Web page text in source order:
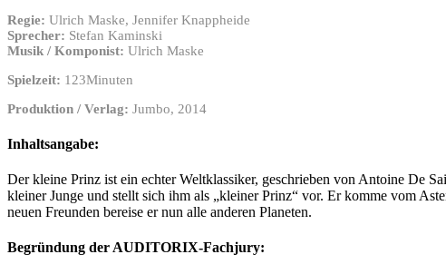
Regie: Ulrich Maske, Jennifer Knappheide
Sprecher: Stefan Kaminski
Musik / Komponist: Ulrich Maske
Spielzeit: 123Minuten
Produktion / Verlag: Jumbo, 2014
Inhaltsangabe:
Der kleine Prinz ist ein echter Weltklassiker, geschrieben von Antoine De
kleiner Junge und stellt sich ihm als „kleiner Prinz“ vor. Er komme vom
neuen Freunden bereise er nun alle anderen Planeten.
Begründung der AUDITORIX-Fachjury: